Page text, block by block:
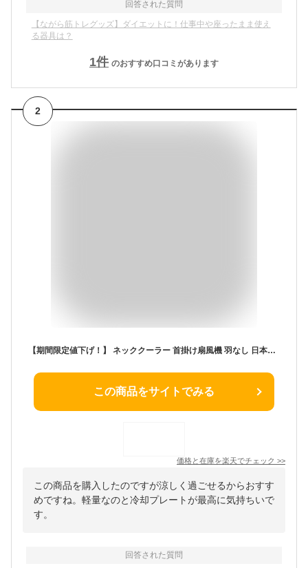
回答された質問
【ながら筋トレグッズ】ダイエットに！仕事中や座ったまま使え
る器具は？
1件 のおすすめ口コミがあります
2
【期間限定値下げ！】 ネッククーラー 首掛け扇風機 羽なし 日本製マイクロチップ 3つ冷却プレート 半導体冷却 最強 6000mAh大容量 携帯用扇風機 電池残量表示 冷風 長時間 強力 四風道送風 冷房暖房 ネックエアコン 子供用 大人 熱中症対策 自転車通勤 野球観戦 プレゼント
この商品をサイトでみる
価格と在庫を楽天でチェック >>
この商品を購入したのですが涼しく過ごせるからおすす
めですね。軽量なのと冷却プレートが最高に気持ちいで
す。
回答された質問